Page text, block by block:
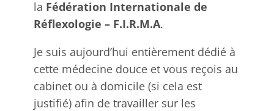
la Fédération Internationale de
Réflexologie – F.I.R.M.A.
Je suis aujourd’hui entièrement dédié à
cette médecine douce et vous reçois au
cabinet ou à domicile (si cela est
justifié) afin de travailler sur les